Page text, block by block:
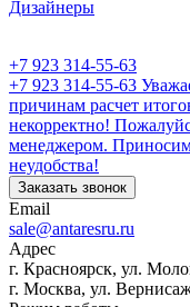
Дизайнеры
+7 923 314-55-63
+7 923 314-55-63
причинам расчет
некорректно!
менеджером.
неудобства!
Заказать звонок
Email
sale@antaresru.ru
Адрес
г. Красноярск, ул.
г. Москва, ул.